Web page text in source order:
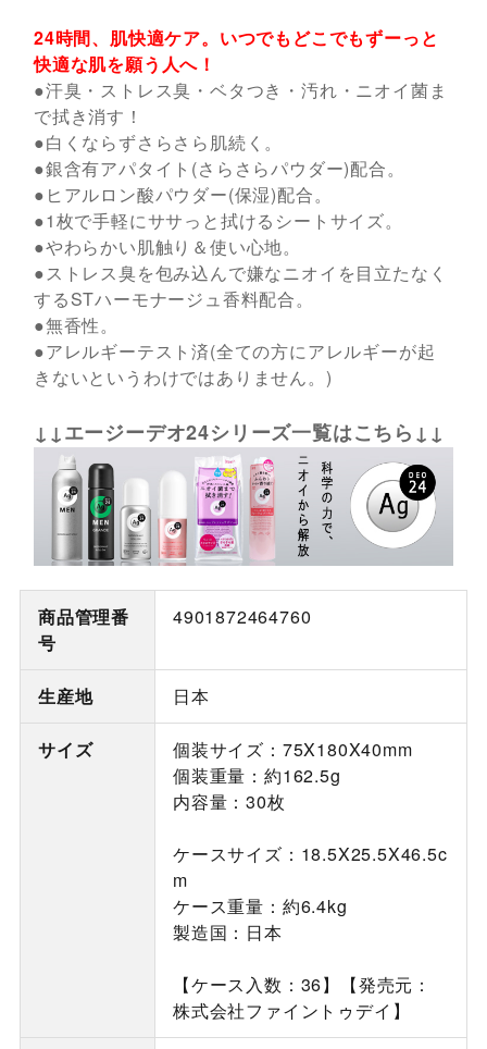
24時間、肌快適ケア。いつでもどこでもずーっと
快適な肌を願う人へ！
●汗臭・ストレス臭・ベタつき・汚れ・ニオイ菌ま
で拭き消す！
●白くならずさらさら肌続く。
●銀含有アパタイト(さらさらパウダー)配合。
●ヒアルロン酸パウダー(保湿)配合。
●1枚で手軽にササっと拭けるシートサイズ。
●やわらかい肌触り＆使い心地。
●ストレス臭を包み込んで嫌なニオイを目立たなく
するSTハーモナージュ香料配合。
●無香性。
●アレルギーテスト済(全ての方にアレルギーが起
きないというわけではありません。)
↓↓エージーデオ24シリーズ一覧はこちら↓↓
商品管理番
号
4901872464760
生産地 日本
サイズ
個装サイズ：75X180X40mm
個装重量：約162.5g
内容量：30枚
ケースサイズ：18.5X25.5X46.5c
m
ケース重量：約6.4kg
製造国：日本
【ケース入数：36】【発売元：
株式会社ファイントゥデイ】